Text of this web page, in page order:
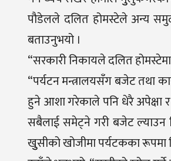
पौडेलले दलित होमस्टेले अन्य
बताउनुभयो ।
“सरकारी निकायले दलित होमस्टेमा
“पर्यटन मन्त्रालयसँग बजेट तथा
हुने आशा गरेकाले पनि धेरै अपेक्षा र
सबैलाई समेट्ने गरी बजेट ल्याउन
खुुसीको खोजीमा पर्यटकका रूपमा